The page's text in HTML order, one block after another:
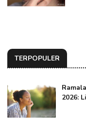
TERPOPULER
2026: